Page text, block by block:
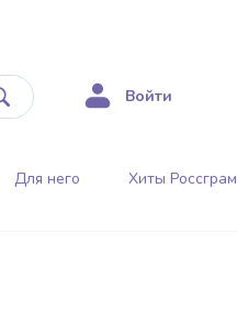
Войти
Для него Хиты Россграм